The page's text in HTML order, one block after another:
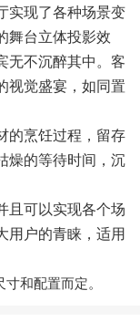
实现了各种场景变
舞台立体投影效
无不沉醉其中。客
视觉盛宴，如同置
的烹饪过程，留存
燥的等待时间，沉
且可以实现各个场
用户的青睐，适用
和配置而定。